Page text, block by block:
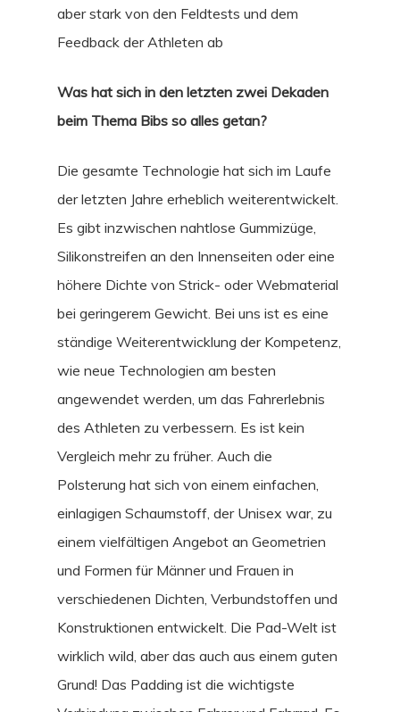
aber stark von den Feldtests und dem
Feedback der Athleten ab
Was hat sich in den letzten zwei Dekaden
beim Thema Bibs so alles getan?
Die gesamte Technologie hat sich im Laufe
der letzten Jahre erheblich weiterentwickelt.
Es gibt inzwischen nahtlose Gummizüge,
Silikonstreifen an den Innenseiten oder eine
höhere Dichte von Strick- oder Webmaterial
bei geringerem Gewicht. Bei uns ist es eine
ständige Weiterentwicklung der Kompetenz,
wie neue Technologien am besten
angewendet werden, um das Fahrerlebnis
des Athleten zu verbessern. Es ist kein
Vergleich mehr zu früher. Auch die
Polsterung hat sich von einem einfachen,
einlagigen Schaumstoff, der Unisex war, zu
einem vielfältigen Angebot an Geometrien
und Formen für Männer und Frauen in
verschiedenen Dichten, Verbundstoffen und
Konstruktionen entwickelt. Die Pad-Welt ist
wirklich wild, aber das auch aus einem guten
Grund! Das Padding ist die wichtigste